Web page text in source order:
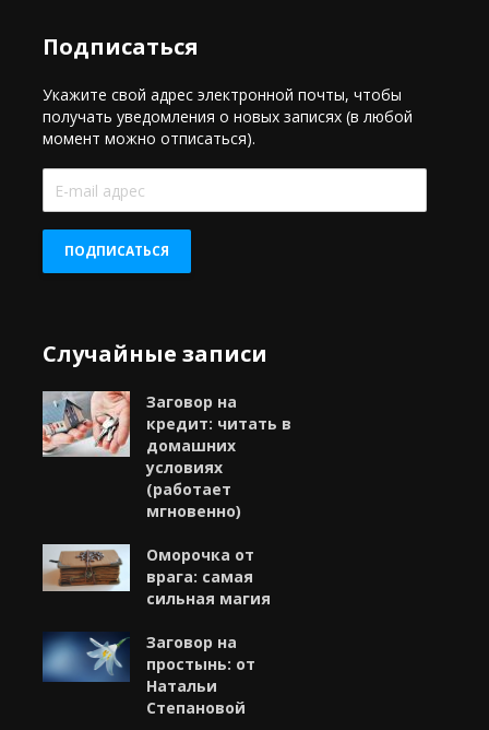
Подписаться
Укажите свой адрес электронной почты, чтобы
получать уведомления о новых записях (в любой
момент можно отписаться).
E-
mail
ПОДПИСАТЬСЯ
Случайные записи
Заговор на
кредит: читать в
домашних
условиях
(работает
мгновенно)
Оморочка от
врага: самая
сильная магия
Заговор на
простынь: от
Натальи
Степановой